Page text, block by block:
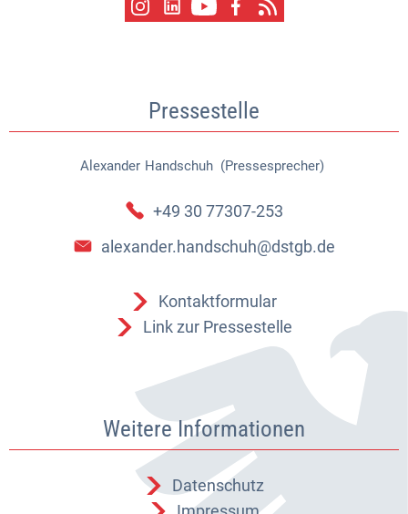
Pressestelle
Alexander Handschuh (Pressesprecher)
Alexander Handschuh
+49 30 77307-253
alexander.handschuh@dstgb.de
Kontaktformular
Link zur Pressestelle
Weitere Informationen
Datenschutz